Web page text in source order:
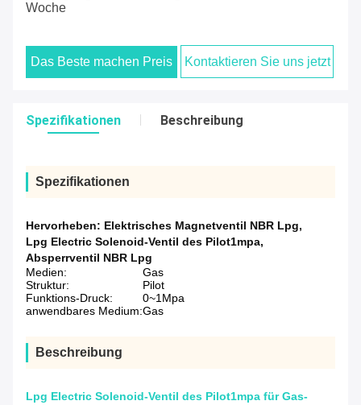
Woche
Das Beste machen Preis Kontaktieren Sie uns jetzt
Spezifikationen Beschreibung
Spezifikationen
Hervorheben: Elektrisches Magnetventil NBR Lpg,
Lpg Electric Solenoid-Ventil des Pilot1mpa,
Absperrventil NBR Lpg
Medien:
Gas
Struktur:
Pilot
Funktions-Druck:
0~1Mpa
anwendbares Medium:Gas
Beschreibung
Lpg Electric Solenoid-Ventil des Pilot1mpa für Gas-